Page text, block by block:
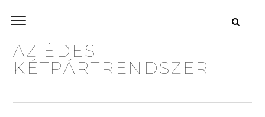
AZ ÉDES
KÉTPÁRTRENDSZER